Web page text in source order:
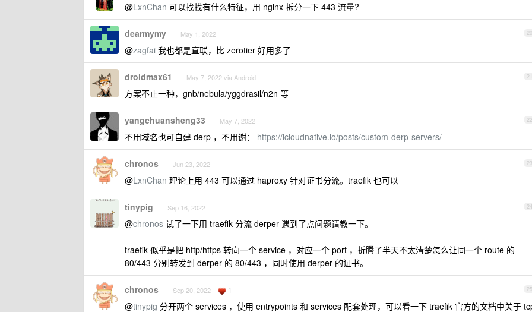
@LxnChan 可以找找有什么特征，用 nginx 拆分一下 443 流量?
20
dearmymy May 1, 2022
@zagfai 我也都是直联，比 zerotier 好用多了
21
droidmax61 May 7, 2022 via Android
方案不止一种，gnb/nebula/yggdrasil/n2n 等
22
yangchuansheng33 May 7, 2022
不用域名也可自建 derp ，不用谢： https://icloudnative.io/posts/custom-derp-servers/
23
chronos Jun 23, 2022
@LxnChan 理论上用 443 可以通过 haproxy 针对证书分流。traefik 也可以
24
tinypig Sep 16, 2022
@chronos 试了一下用 traefik 分流 derper 遇到了点问题请教一下。
traefik 似乎是把 http/https 转向一个 service ，对应一个 port ，折腾了半天不太清楚怎么让同一个 route 的
80/443 分别转发到 derper 的 80/443 ，同时使用 derper 的证书。
25
chronos Sep 20, 2022 1
@tinypig 分开两个 services ，使用 entrypoints 和 services 配套处理，可以看一下 traefik 官方的文档中关于